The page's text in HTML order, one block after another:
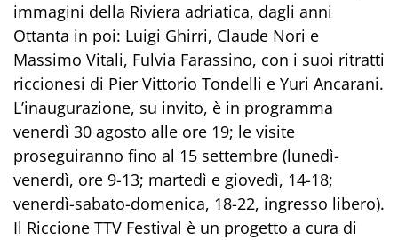
immagini della Riviera adriatica, dagli anni
Ottanta in poi: Luigi Ghirri, Claude Nori e
Massimo Vitali, Fulvia Farassino, con i suoi ritratti
riccionesi di Pier Vittorio Tondelli e Yuri Ancarani.
L’inaugurazione, su invito, è in programma
venerdì 30 agosto alle ore 19; le visite
proseguiranno fino al 15 settembre (lunedì-
venerdì, ore 9-13; martedì e giovedì, 14-18;
venerdì-sabato-domenica, 18-22, ingresso libero).
Il Riccione TTV Festival è un progetto a cura di